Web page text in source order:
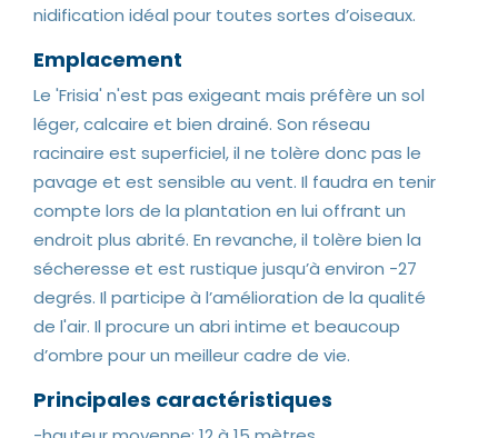
nidification idéal pour toutes sortes d’oiseaux.
Emplacement
Le 'Frisia' n'est pas exigeant mais préfère un sol
léger, calcaire et bien drainé. Son réseau
racinaire est superficiel, il ne tolère donc pas le
pavage et est sensible au vent. Il faudra en tenir
compte lors de la plantation en lui offrant un
endroit plus abrité. En revanche, il tolère bien la
sécheresse et est rustique jusqu’à environ -27
degrés. Il participe à l’amélioration de la qualité
de l'air. Il procure un abri intime et beaucoup
d’ombre pour un meilleur cadre de vie.
Principales caractéristiques